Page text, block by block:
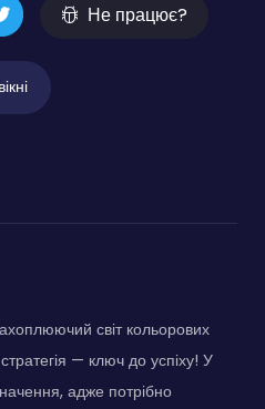
Не працює?
світ кольорових
— ключ до успіху! У
адже потрібно